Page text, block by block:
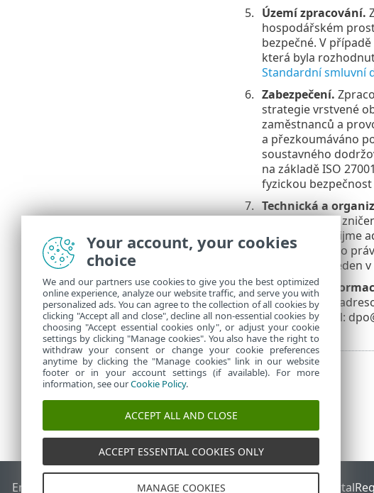
Území zpracování.
hospodářském
bezpečné. V
která byla
Standardní smluvní
Zabezpečení.
strategie vrstvené
zaměstnanců a
a přezkoumáváno
soustavného
na základě ISO
fyzickou
Technická a
poškozením či
zpracovatel přijme
představuje pro
opatření je
Kontaktní
údajů je třeba
Republic, email:
End of Life ESET Databáze znalostíESET Forum ESET Status Portal
Your account, your cookies
choice
We and our partners use cookies to give you the best optimized
online experience, analyze our website traffic, and serve you with
personalized ads. You can agree to the collection of all cookies by
clicking "Accept all and close", decline all non-essential cookies by
choosing "Accept essential cookies only", or adjust your cookie
settings by clicking "Manage cookies". You also have the right to
withdraw your consent or change your cookie preferences
anytime by clicking the "Manage cookies" link in our website
footer or in your account settings (if available). For more
information, see ourCookie Policy.
ACCEPT ALL AND CLOSE
ACCEPT ESSENTIAL COOKIES ONLY
MANAGE COOKIES